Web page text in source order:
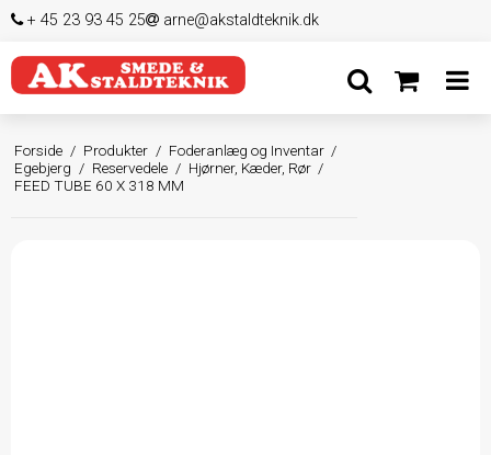
+ 45 23 93 45 25 arne@akstaldteknik.dk
Forside / Produkter / Foderanlæg og Inventar /
Egebjerg / Reservedele / Hjørner, Kæder, Rør /
FEED TUBE 60 X 318 MM